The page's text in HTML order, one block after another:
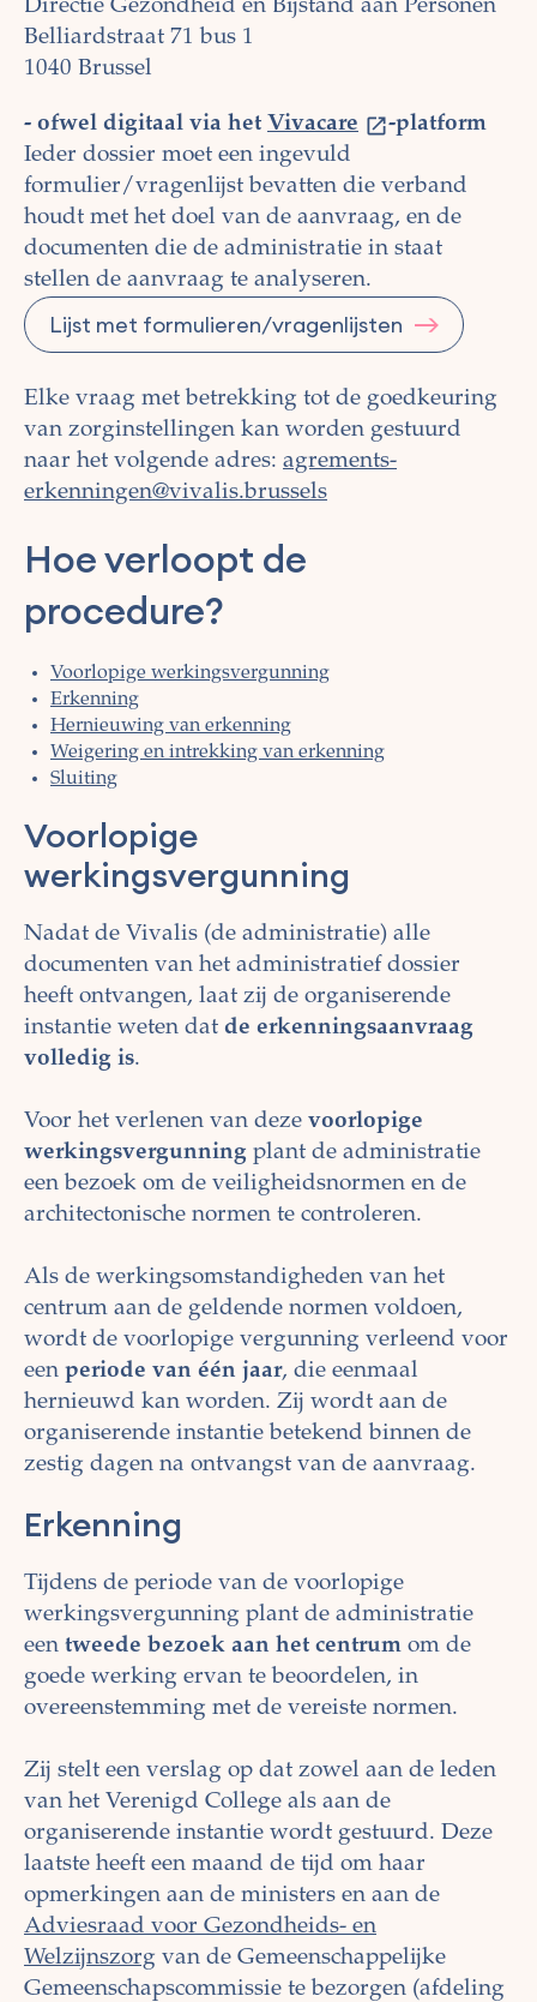
Directie Gezondheid en Bijstand aan Personen
Belliardstraat 71 bus 1
1040 Brussel
- ofwel digitaal via het Vivacare
-platform
Ieder dossier moet een ingevuld
formulier/vragenlijst bevatten die verband
houdt met het doel van de aanvraag, en de
documenten die de administratie in staat
stellen de aanvraag te analyseren.
Lijst met formulieren/vragenlijsten
Elke vraag met betrekking tot de goedkeuring
van zorginstellingen kan worden gestuurd
naar het volgende adres: agrements-
erkenningen@vivalis.brussels
Hoe verloopt de
procedure?
Voorlopige werkingsvergunning
Erkenning
Hernieuwing van erkenning
Weigering en intrekking van erkenning
Sluiting
Voorlopige
werkingsvergunning
Nadat de Vivalis (de administratie) alle
documenten van het administratief dossier
heeft ontvangen, laat zij de organiserende
instantie weten dat de erkenningsaanvraag
volledig is.
Voor het verlenen van deze voorlopige
werkingsvergunning plant de administratie
een bezoek om de veiligheidsnormen en de
architectonische normen te controleren.
Als de werkingsomstandigheden van het
centrum aan de geldende normen voldoen,
wordt de voorlopige vergunning verleend voor
een periode van één jaar, die eenmaal
hernieuwd kan worden. Zij wordt aan de
organiserende instantie betekend binnen de
zestig dagen na ontvangst van de aanvraag.
Erkenning
Tijdens de periode van de voorlopige
werkingsvergunning plant de administratie
een tweede bezoek aan het centrum om de
goede werking ervan te beoordelen, in
overeenstemming met de vereiste normen.
Zij stelt een verslag op dat zowel aan de leden
van het Verenigd College als aan de
organiserende instantie wordt gestuurd. Deze
laatste heeft een maand de tijd om haar
opmerkingen aan de ministers en aan de
Adviesraad voor Gezondheids- en
Welzijnszorg van de Gemeenschappelijke
Gemeenschapscommissie te bezorgen (afdeling